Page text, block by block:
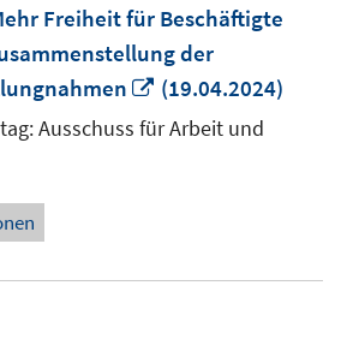
Freiheit für Beschäftigte
der
In
neuem
Fenster
(19.04.2024)
Ausschuss für Arbeit und